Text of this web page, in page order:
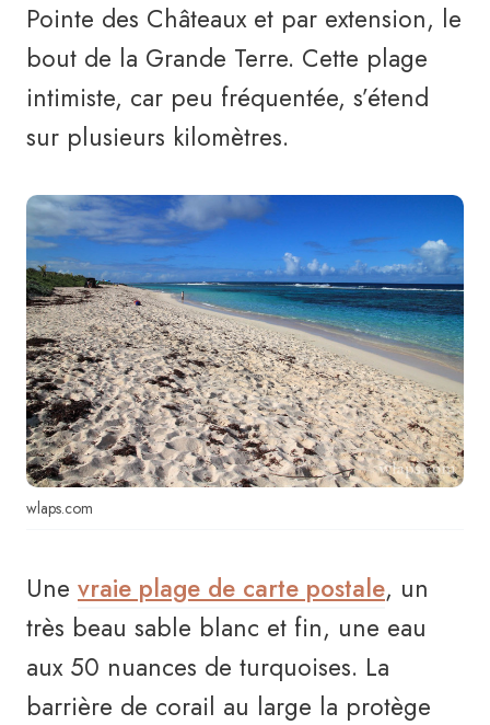
Pointe des Châteaux et par extension, le
bout de la Grande Terre. Cette plage
intimiste, car peu fréquentée, s’étend
sur plusieurs kilomètres.
wlaps.com
Une vraie plage de carte postale, un
très beau sable blanc et fin, une eau
aux 50 nuances de turquoises. La
barrière de corail au large la protège